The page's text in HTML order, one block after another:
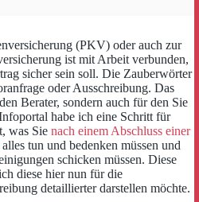
(PKV) oder auch zur
ist mit Arbeit verbunden,
sicher sein soll. Die Zauberwörter
oder Ausschreibung. Das
Berater, sondern auch für den Sie
habe ich eine Schritt für
was Sie nach einem Abschluss einer
alles tun und bedenken müssen und
schicken müssen. Diese
diese hier nun für die
detaillierter darstellen möchte.